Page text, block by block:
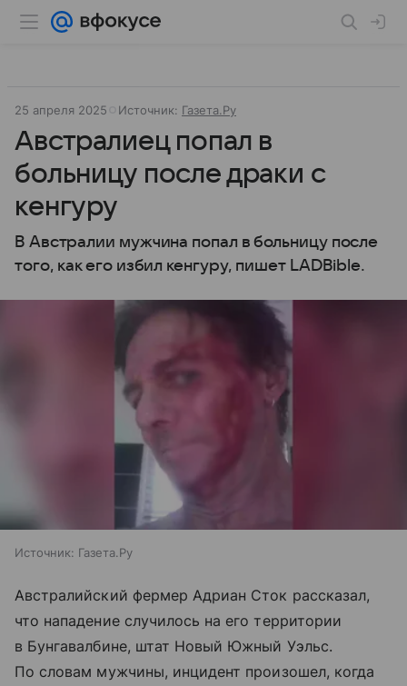
25 апреля 2025 Источник: Газета.Ру
Австралиец попал в
больницу после драки с
кенгуру
В Австралии мужчина попал в больницу после
того, как его избил кенгуру, пишет LADBible.
Источник: Газета.Ру
Австралийский фермер Адриан Сток рассказал,
что нападение случилось на его территории
в Бунгавалбине, штат Новый Южный Уэльс.
По словам мужчины, инцидент произошел, когда